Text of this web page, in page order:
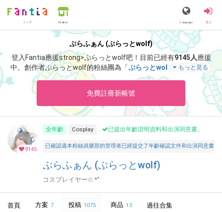
トップ Market Language 登入
ぷらふぁん (ぷらっとwolf)
登入Fantia應援strong>ぷらっとwolf吧！ 目前已經有9145人 應援
中。 創作者ぷらっとwolf的粉絲團為「ぷらっとwolf
」、當中含有
「
夏コミ新作ROM ちょい見せ🫣💕衣装がセクシー過ぎて太もも
も、おしりもはち切れそう😂💕
」等非常獨特的內容滿足您的視覺
感官享受。
もっと見る
免費註冊新帳號
9145
全年齡 Cosplay 已提出年齡證明資料和出演同意書。
已確認過本粉絲俱樂部的管理者已經提交了年齡確認文件和出演同意
ぷらふぁん (ぷらっとwolf)
コスプレイヤー✩.*˚
首頁 方案 7 投稿 1075 商品 13 過往合集